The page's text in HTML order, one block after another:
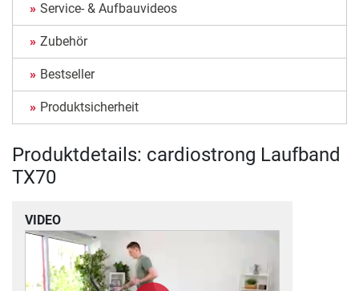
Service- & Aufbauvideos
Zubehör
Bestseller
Produktsicherheit
Produktdetails: cardiostrong Laufband
TX70
VIDEO